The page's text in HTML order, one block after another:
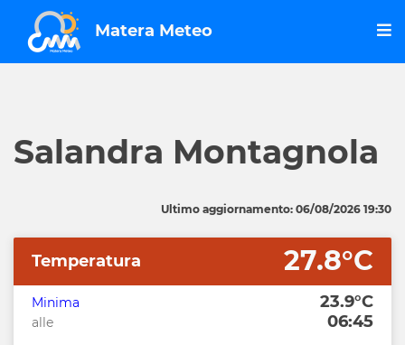
Matera Meteo
Salandra Montagnola
Ultimo aggiornamento: 06/08/2026 19:30
Temperatura 27.8°C
Minima 23.9°C
alle 06:45